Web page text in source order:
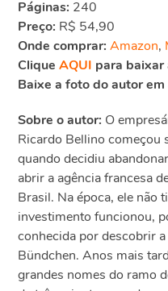
Páginas: 240
Preço: R$ 54,90
Onde comprar: Amazon,
CliqueAQUI para baixar
Baixe a foto do autor
Sobre o autor: O
Ricardo Bellino começou
quando decidiu
abrir a agência francesa
Brasil. Na época, ele não
investimento funcionou,
conhecida por descobrir
Bündchen. Anos mais
grandes nomes do ramo